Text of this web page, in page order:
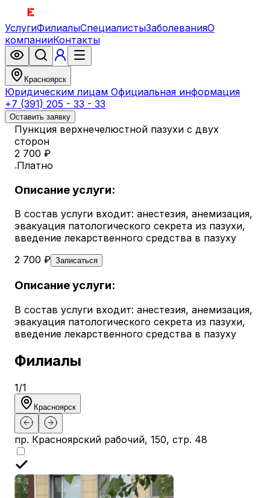
УслугиФилиалыСпециалистыЗаболеванияО
компанииКонтакты
Красноярск
Юридическим лицам Официальная информация
+7 (391) 205 - 33 - 33
Оставить заявку
Пункция верхнечелюстной пазухи с двух
сторон
2 700 ₽
Платно
Описание услуги:
В состав услуги входит: анестезия, анемизация,
эвакуация патологического секрета из пазухи,
введение лекарственного средства в пазуху
2 700 ₽ Записаться
Описание услуги:
В состав услуги входит: анестезия, анемизация,
эвакуация патологического секрета из пазухи,
введение лекарственного средства в пазуху
Филиалы
1/1
Красноярск
пр. Красноярский рабочий, 150, стр. 48